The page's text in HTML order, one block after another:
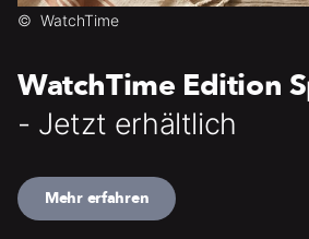
© WatchTime
WatchTime Edition
- Jetzt erhältlich
Mehr erfahren